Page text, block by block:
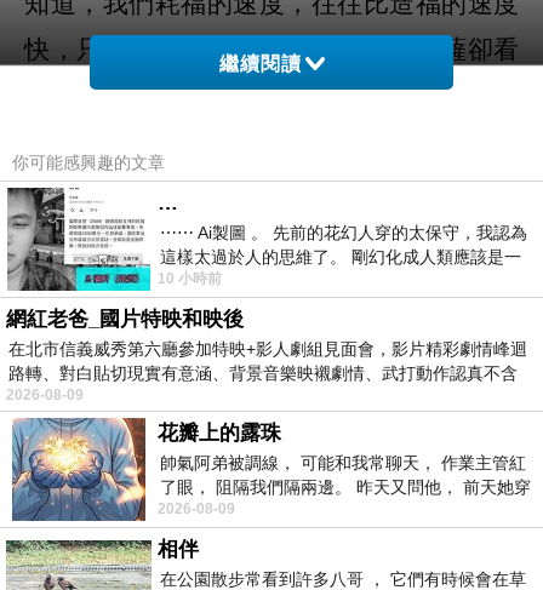
快，只是我們肉體凡胎看不到，佛菩薩卻看
得清清楚楚。不是福德不見了，而是可能
處」，如阿伯說的：「該你的福德，還是會
在你身上。」
見解二
每天都會消耗福報，補的福德資糧，會把大
事化小，小事化無，平安就是福。要持續不
斷的唸經，久了才會看到福報，當你放下各
種期待的想法或念頭，才知道自己的執著。
繼續閱讀
你可能感興趣的文章
…
⋯⋯ Ai製圖 。 先前的花幻人穿的太保守，我認為
這樣太過於人的思維了。 剛幻化成人類應該是一
絲不掛吧？ 當然這樣是創不出
10 小時前
網紅老爸_國片特映和映後
在北市信義威秀第六廳參加特映+影人劇組見面會，影片精彩劇情峰迴
路轉、對白貼切現實有意涵、背景音樂映襯劇情、武打動作認真不含
糊、
2026-08-09
花瓣上的露珠
帥氣阿弟被調線， 可能和我常聊天， 作業主管紅
了眼， 阻隔我們隔兩邊。 昨天又問他， 前天她穿
什麼顏色衣服， 不經
2026-08-09
相伴
在公園散步常看到許多八哥 ， 它們有時候會在草